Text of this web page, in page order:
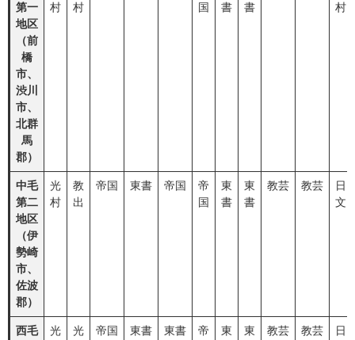
第一
地区
（前
橋
市、
渋川
市、
北群
馬
郡）
村
村
国
書
書
村
中毛
第二
地区
（伊
勢崎
市、
佐波
郡）
光
村
教
出
帝国 東書 帝国
帝
国
東
書
東
書
教芸 教芸
日
文
西毛
光
光
帝国 東書 東書
帝
東
東
教芸 教芸
日